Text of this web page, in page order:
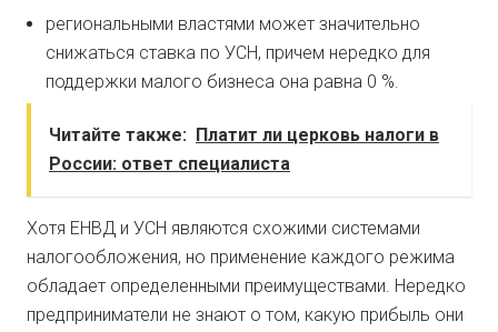
региональными властями может значительно
снижаться ставка по УСН, причем нередко для
поддержки малого бизнеса она равна 0 %.
Читайте также: Платит ли церковь налоги в
России: ответ специалиста
Хотя ЕНВД и УСН являются схожими системами
налогообложения, но применение каждого режима
обладает определенными преимуществами. Нередко
предприниматели не знают о том, какую прибыль они